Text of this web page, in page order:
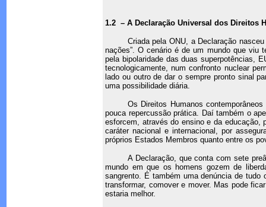
1.2 – A Declaração Universal dos Direitos
Criada pela ONU, a Declaração
nações”. O cenário é de um mundo que viu
pela bipolaridade das duas superpotências,
tecnologicamente, num confronto nuclear
lado ou outro de dar o sempre pronto sinal
uma possibilidade diária.
Os Direitos Humanos
pouca repercussão prática. Daí também o
esforcem, através do ensino e da educação,
caráter nacional e internacional, por
próprios Estados Membros quanto entre os
A Declaração, que conta com sete
mundo em que os homens gozem de
sangrento. É também uma denúncia de
transformar, comover e mover. Mas pode
estaria melhor.